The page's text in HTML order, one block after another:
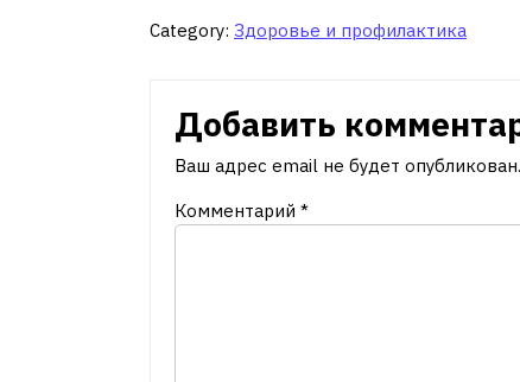
Category: Здоровье и профилактика
Добавить
Ваш адрес email не будет опубликован.
Комментарий *